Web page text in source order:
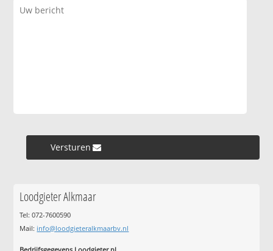
Versturen »
Loodgieter Alkmaar
Tel: 072-7600590
Mail: info@loodgieteralkmaarbv.nl